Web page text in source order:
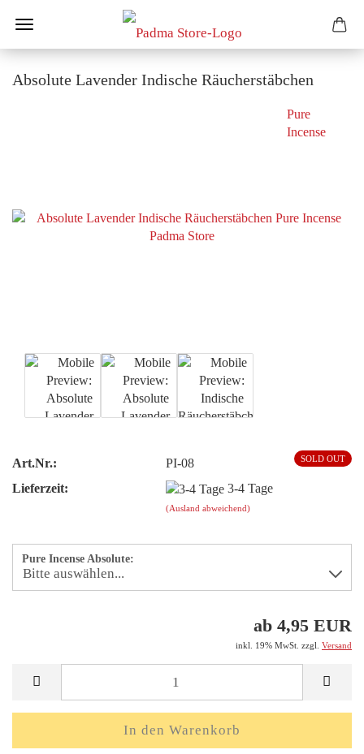
Absolute Lavender Indische Räucherstäbchen
Pure
Incense
SOLD OUT
Art.Nr.:
PI-08
Lieferzeit:
3-4 Tage
(Ausland abweichend)
Pure Incense Absolute:
ab 4,95 EUR
inkl. 19% MwSt. zzgl. Versand